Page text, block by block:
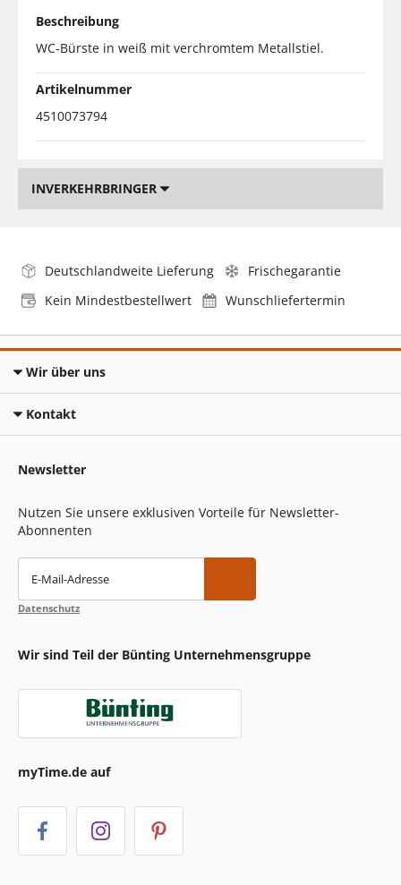
Beschreibung
WC-Bürste in weiß mit verchromtem Metallstiel.
Artikelnummer
4510073794
INVERKEHRBRINGER
Deutschlandweite Lieferung
Frischegarantie
Kein Mindestbestellwert
Wunschliefertermin
Wir über uns
Kontakt
Newsletter
Nutzen Sie unsere exklusiven Vorteile für Newsletter-
Abonnenten
E-Mail-Adresse
Datenschutz
Wir sind Teil der Bünting Unternehmensgruppe
myTime.de auf